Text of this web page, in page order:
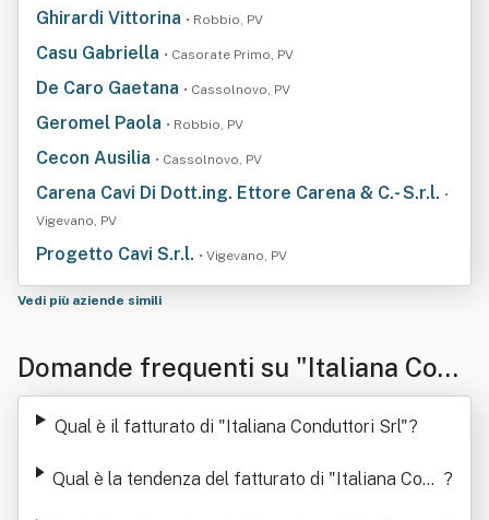
Ghirardi Vittorina • Robbio, PV
Casu Gabriella • Casorate Primo, PV
De Caro Gaetana • Cassolnovo, PV
Geromel Paola • Robbio, PV
Cecon Ausilia • Cassolnovo, PV
Carena Cavi Di Dott.ing. Ettore Carena & C.- S.r.l. •
Vigevano, PV
Progetto Cavi S.r.l. • Vigevano, PV
Vedi più aziende simili
Domande frequenti su "Italiana Cond
uttori Srl"
Qual è il fatturato di "Italiana Conduttori Srl"?
Qual è la tendenza del fatturato di "Italiana Cond ?